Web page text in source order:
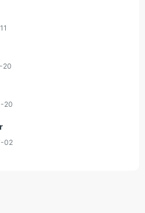
20
20
02